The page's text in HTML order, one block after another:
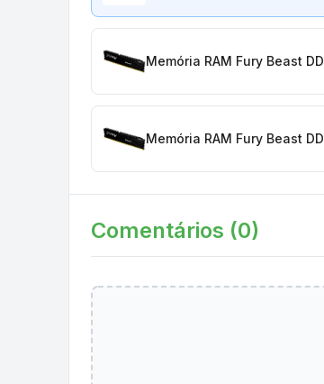
Memória RAM Fury Beast
Memória RAM Fury Beast
Comentários (0)